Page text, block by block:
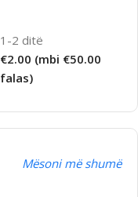
1-2 ditë
€2.00 (mbi €50.00
falas)
Mësoni më shumë